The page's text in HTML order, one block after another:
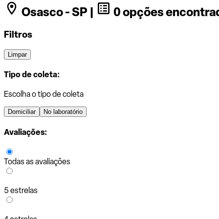
Osasco - SP | 0 opções
Filtros
Limpar
Tipo de coleta:
Escolha o tipo de coleta
Domiciliar No laboratório
Avaliações:
Todas as avaliações
5 estrelas